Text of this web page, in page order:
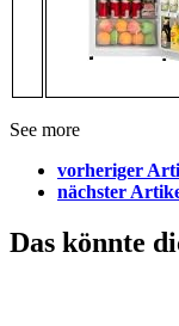
See more
vorheriger
nächster
Das könnte